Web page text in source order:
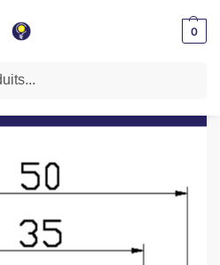
0
/ Profilé encastrable aluminium noir 3 mètres pxg-3520abk